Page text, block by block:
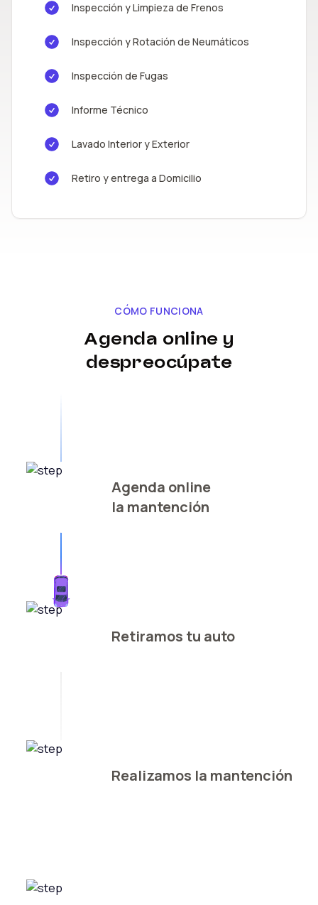
Inspección y Limpieza de Frenos
Inspección y Rotación de Neumáticos
Inspección de Fugas
Informe Técnico
Lavado Interior y Exterior
Retiro y entrega a Domicilio
CÓMO FUNCIONA
Agenda online y
despreocúpate
Agenda online
la mantención
Retiramos tu auto
Realizamos la mantención